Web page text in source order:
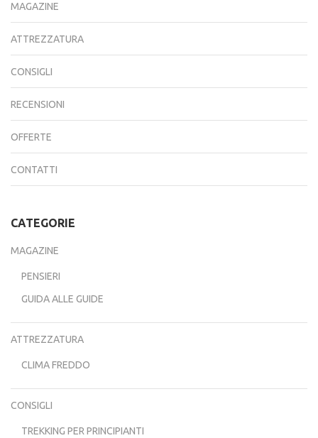
MAGAZINE
ATTREZZATURA
CONSIGLI
RECENSIONI
OFFERTE
CONTATTI
CATEGORIE
MAGAZINE
PENSIERI
GUIDA ALLE GUIDE
ATTREZZATURA
CLIMA FREDDO
CONSIGLI
TREKKING PER PRINCIPIANTI